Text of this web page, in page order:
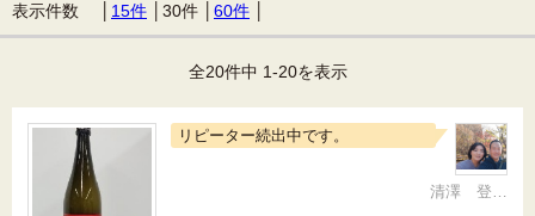
表示件数 │ 15件 30件 60件
全20件中 1-20を表示
リピーター続出中です。
清澤 登希子